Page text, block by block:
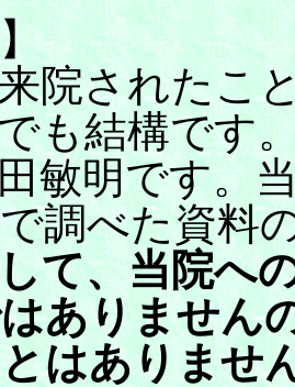
されたこ
も結構です
敏明です。
調べた資料
て、当院へ
ありません
はありませ